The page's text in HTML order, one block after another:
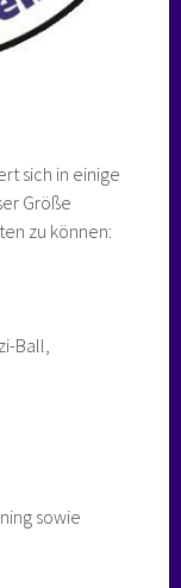
sich in einige
Größe
zu können:
Ball,
sowie